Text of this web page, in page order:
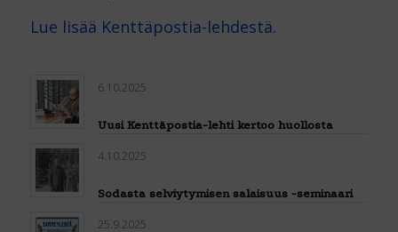
Lue lisää Kenttäpostia-lehdestä.
6.10.2025
Uusi Kenttäpostia-lehti kertoo huollosta
4.10.2025
Sodasta selviytymisen salaisuus -seminaari
25.9.2025